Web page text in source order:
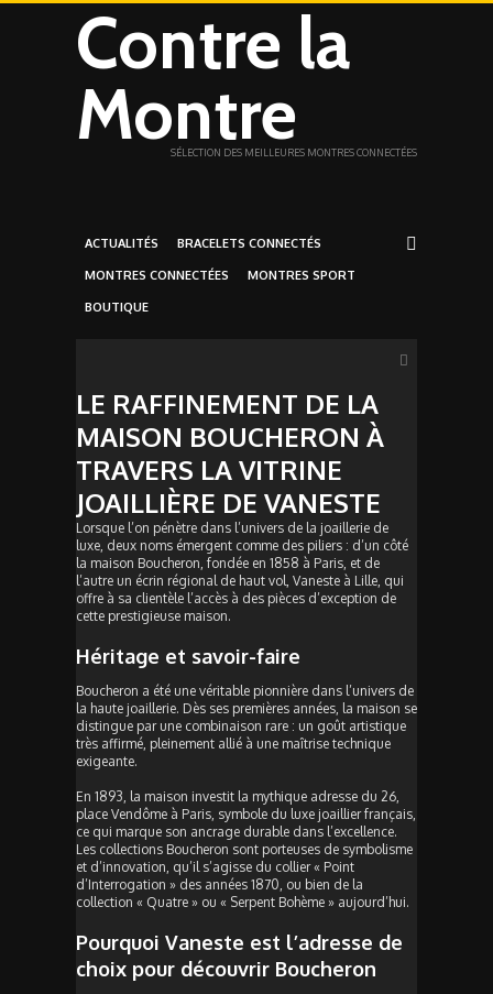
Contre la
Montre
SÉLECTION DES MEILLEURES MONTRES CONNECTÉES
ACTUALITÉS BRACELETS CONNECTÉS
MONTRES CONNECTÉES MONTRES SPORT
BOUTIQUE
LE RAFFINEMENT DE LA
MAISON BOUCHERON À
TRAVERS LA VITRINE
JOAILLIÈRE DE VANESTE
Lorsque l’on pénètre dans l’univers de la joaillerie de
luxe, deux noms émergent comme des piliers : d’un côté
la maison Boucheron, fondée en 1858 à Paris, et de
l’autre un écrin régional de haut vol, Vaneste à Lille, qui
offre à sa clientèle l’accès à des pièces d’exception de
cette prestigieuse maison.
Héritage et savoir-faire
Boucheron a été une véritable pionnière dans l’univers de
la haute joaillerie. Dès ses premières années, la maison se
distingue par une combinaison rare : un goût artistique
très affirmé, pleinement allié à une maîtrise technique
exigeante.
En 1893, la maison investit la mythique adresse du 26,
place Vendôme à Paris, symbole du luxe joaillier français,
ce qui marque son ancrage durable dans l’excellence.
Les collections Boucheron sont porteuses de symbolisme
et d’innovation, qu’il s’agisse du collier « Point
d’Interrogation » des années 1870, ou bien de la
collection « Quatre » ou « Serpent Bohème » aujourd’hui.
Pourquoi Vaneste est l’adresse de
choix pour découvrir Boucheron